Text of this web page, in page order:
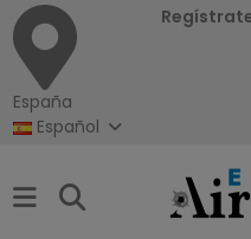
España
Español